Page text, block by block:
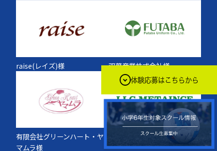
体験応募はこちらから
raise(レイズ)様 双葉産業株式会社様
有限会社グリーンハート・ヤ
マムラ様
合同会社メタインス様